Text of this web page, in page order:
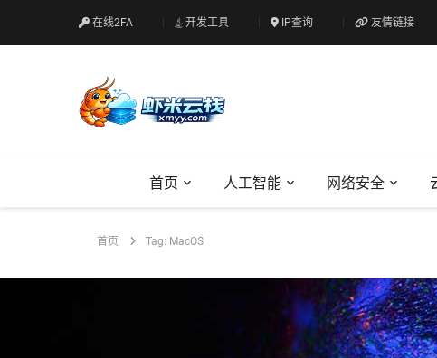
在线2FA 开发工具 IP查询 友情链接
首页 人工智能 网络安全
首页 Tag: MacOS